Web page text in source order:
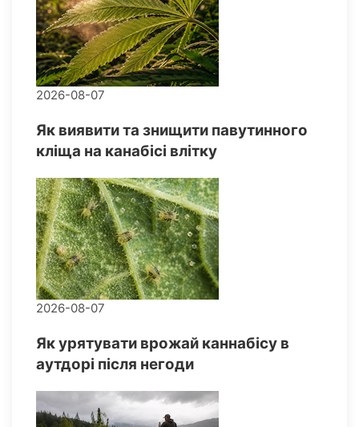
2026-08-07
Як виявити та знищити павутинного
кліща на канабісі влітку
2026-08-07
Як урятувати врожай каннабісу в
аутдорі після негоди